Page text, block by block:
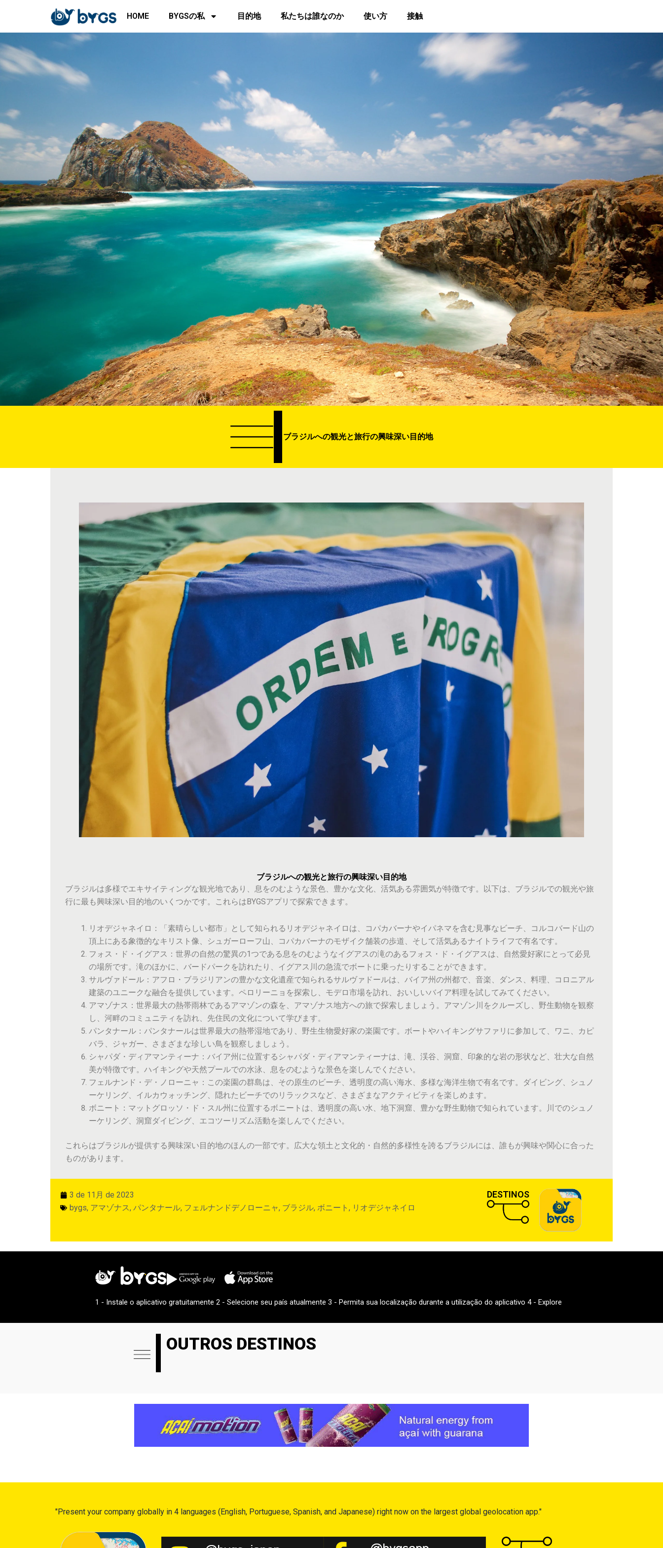
を
ス
キ
ッ
HOME BYGSの私 目的地 私たちは誰なのか 使い方 接触
ブラジルへの観光と旅行の興味深い目的地
ブラジルへの観光と旅行の興味深い目的地
ブラジルは多様でエキサイティングな観光地であり、息をのむような景色、豊かな文化、活気ある雰囲気が特徴です。以下は、ブラジルでの観光や旅
行に最も興味深い目的地のいくつかです。これらはBYGSアプリで探索できます。
リオデジャネイロ：「素晴らしい都市」として知られるリオデジャネイロは、コパカバーナやイパネマを含む見事なビーチ、コルコバード山の
頂上にある象徴的なキリスト像、シュガーローフ山、コパカバーナのモザイク舗装の歩道、そして活気あるナイトライフで有名です。
フォス・ド・イグアス：世界の自然の驚異の1つである息をのむようなイグアスの滝のあるフォス・ド・イグアスは、自然愛好家にとって必見
の場所です。滝のほかに、バードパークを訪れたり、イグアス川の急流でボートに乗ったりすることができます。
サルヴァドール：アフロ・ブラジリアンの豊かな文化遺産で知られるサルヴァドールは、バイア州の州都で、音楽、ダンス、料理、コロニアル
建築のユニークな融合を提供しています。ペロリーニョを探索し、モデロ市場を訪れ、おいしいバイア料理を試してみてください。
アマゾナス：世界最大の熱帯雨林であるアマゾンの森を、アマゾナス地方への旅で探索しましょう。アマゾン川をクルーズし、野生動物を観察
し、河畔のコミュニティを訪れ、先住民の文化について学びます。
パンタナール：パンタナールは世界最大の熱帯湿地であり、野生生物愛好家の楽園です。ボートやハイキングサファリに参加して、ワニ、カピ
バラ、ジャガー、さまざまな珍しい鳥を観察しましょう。
シャパダ・ディアマンティーナ：バイア州に位置するシャパダ・ディアマンティーナは、滝、渓谷、洞窟、印象的な岩の形状など、壮大な自然
美が特徴です。ハイキングや天然プールでの水泳、息をのむような景色を楽しんでください。
フェルナンド・デ・ノローニャ：この楽園の群島は、その原生のビーチ、透明度の高い海水、多様な海洋生物で有名です。ダイビング、シュノ
ーケリング、イルカウォッチング、隠れたビーチでのリラックスなど、さまざまなアクティビティを楽しめます。
ボニート：マットグロッソ・ド・スル州に位置するボニートは、透明度の高い水、地下洞窟、豊かな野生動物で知られています。川でのシュノ
ーケリング、洞窟ダイビング、エコツーリズム活動を楽しんでください。
これらはブラジルが提供する興味深い目的地のほんの一部です。広大な領土と文化的・自然的多様性を誇るブラジルには、誰もが興味や関心に合った
ものがあります。
3 de 11月 de 2023
bygs, アマゾナス, パンタナール, フェルナンドデノローニャ, ブラジル, ボニート , リオデジャネイロ
DESTINOS
1 - Instale o aplicativo gratuitamente 2 - Selecione seu país atualmente 3 - Permita sua localização durante a utilização do aplicativo 4 - Explore
OUTROS DESTINOS
"Present your company globally in 4 languages (English, Portuguese, Spanish, and Japanese) right now on the largest global geolocation app."